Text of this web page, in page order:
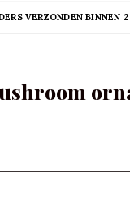
VERZONDEN BINNEN